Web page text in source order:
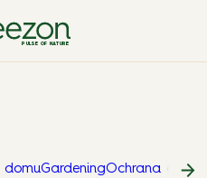
PULSE OF NATURE
domuGardeningOchrana